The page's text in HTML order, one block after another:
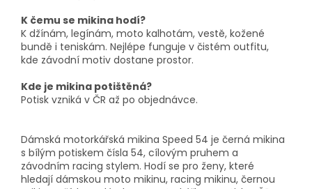
K čemu se mikina hodí?
K džínám, legínám, moto kalhotám, vestě, kožené
bundě i teniskám. Nejlépe funguje v čistém outfitu,
kde závodní motiv dostane prostor.
Kde je mikina potištěná?
Potisk vzniká v ČR až po objednávce.
Dámská motorkářská mikina Speed 54 je černá mikina
s bílým potiskem čísla 54, cílovým pruhem a
závodním racing stylem. Hodí se pro ženy, které
hledají dámskou moto mikinu, racing mikinu, černou